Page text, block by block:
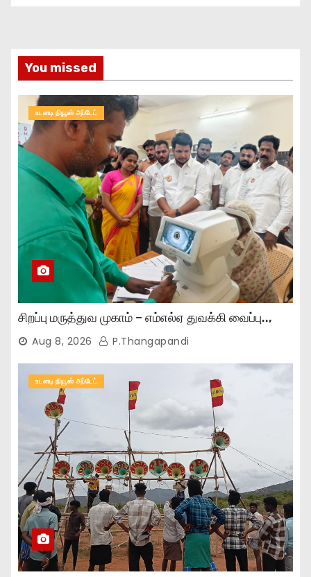
You missed
உடனடி நியூஸ் அப்டேட்
சிறப்பு மருத்துவ முகாம் – எம்எல்ஏ துவக்கி வைப்பு..,
Aug 8, 2026 P.Thangapandi
உடனடி நியூஸ் அப்டேட்